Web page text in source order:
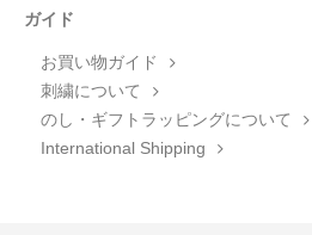
ガイド
お買い物ガイド
刺繍について
のし・ギフトラッピングについて
International Shipping